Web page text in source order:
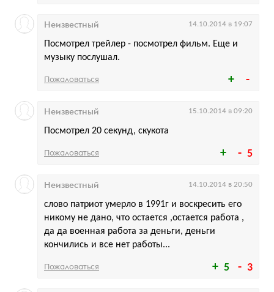
Посмотрел трейлер - посмотрел фильм. Еще и
музыку послушал.
Неизвестный 14.10.2014 в 19:07
Пожаловаться
5
Посмотрел 20 секунд, скукота
Неизвестный 15.10.2014 в 09:20
Пожаловаться
5 3
слово патриот умерло в 1991г и воскресить его
никому не дано, что остается ,остается работа ,
да да военная работа за деньги, деньги
кончились и все нет работы...
Неизвестный 14.10.2014 в 20:50
Пожаловаться